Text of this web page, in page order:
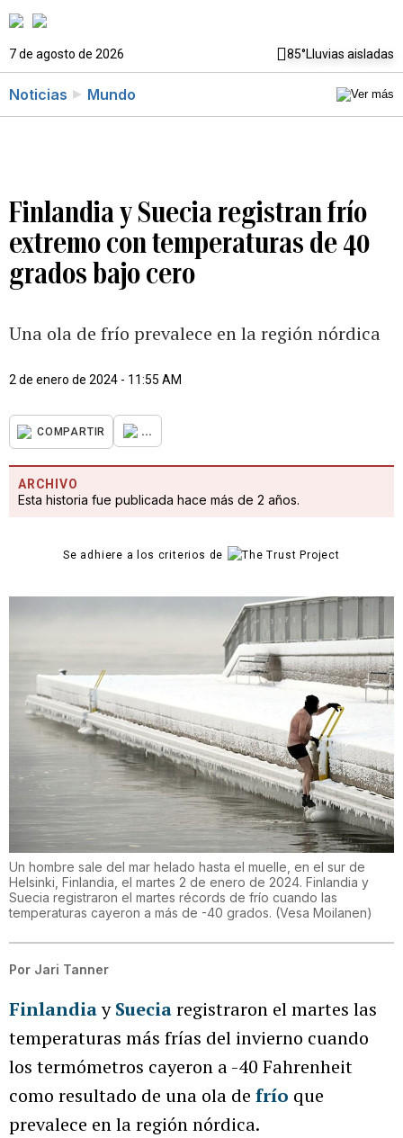
7 de agosto de 2026 85°Lluvias aisladas
Noticias Mundo
Finlandia y Suecia registran frío
extremo con temperaturas de 40
grados bajo cero
Una ola de frío prevalece en la región nórdica
2 de enero de 2024 - 11:55 AM
COMPARTIR ...
ARCHIVO
Esta historia fue publicada hace más de 2 años.
Se adhiere a los criterios de
Un hombre sale del mar helado hasta el muelle, en el sur de
Helsinki, Finlandia, el martes 2 de enero de 2024. Finlandia y
Suecia registraron el martes récords de frío cuando las
temperaturas cayeron a más de -40 grados. (Vesa Moilanen)
Por Jari Tanner
FinlandiaySueciaregistraron el martes las
temperaturas más frías del invierno cuando
los termómetros cayeron a -40 Fahrenheit
como resultado de una ola de frío que
prevalece en la región nórdica.